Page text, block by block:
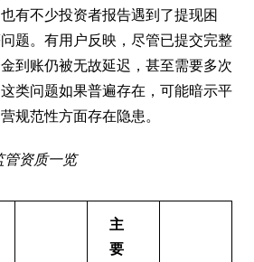
有不少投资者报告遇到了提现困
题。有用户反映，尽管已提交完整
到账仍被无故延迟，甚至需要多次
类问题如果普遍存在，可能暗示平
规范性方面存在隐患。
管资质一览
主
要